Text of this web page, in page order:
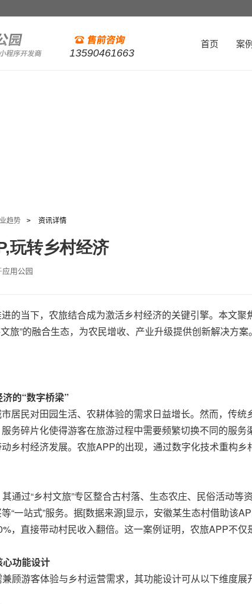
13590461663
首页 案
趋势 > 资讯详情
玩转乡村经济
应用公园
的当下，农旅结合成为激活乡村经济的关键引擎。本文
旅”的融合生态，为农民增收、产业升级提供创新解决方
的“数字桥梁”
居民对田园生活、农耕体验的需求日益增长。然而，传
务碎片化使得游客在旅游过程中需要频繁切换不同的服
乡村经济发展。农旅APP的出现，通过数字化技术重构
通过“乡村文旅”专区整合古村落、生态农庄、民俗活动
“一站式”服务。据[数据来源]显示，安徽某生态村借助该
，直接带动村民收入翻倍。这一案例证明，农旅APP不仅
功能设计
顾游客体验与乡村运营需求，其功能设计可从以下维度展